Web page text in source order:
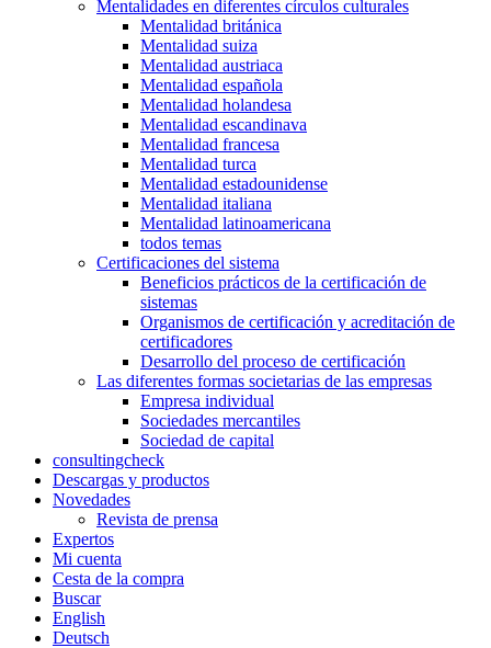
Mentalidades en diferentes círculos culturales
Mentalidad británica
Mentalidad suiza
Mentalidad austriaca
Mentalidad española
Mentalidad holandesa
Mentalidad escandinava
Mentalidad francesa
Mentalidad turca
Mentalidad estadounidense
Mentalidad italiana
Mentalidad latinoamericana
todos temas
Certificaciones del sistema
Beneficios prácticos de la certificación de
sistemas
Organismos de certificación y acreditación de
certificadores
Desarrollo del proceso de certificación
Las diferentes formas societarias de las empresas
Empresa individual
Sociedades mercantiles
Sociedad de capital
consultingcheck
Descargas y productos
Novedades
Revista de prensa
Expertos
Mi cuenta
Cesta de la compra
Buscar
English
Deutsch